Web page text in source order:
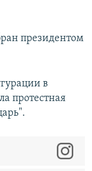
президентом
в
протестная